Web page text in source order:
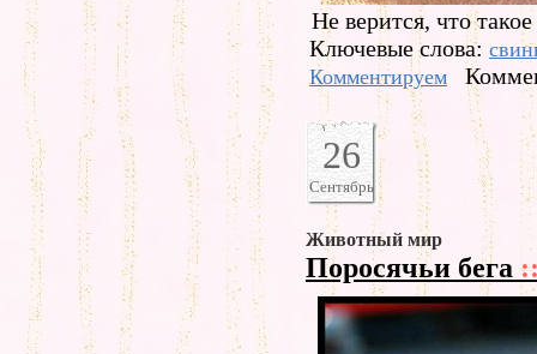
Не верится, что
Ключевые слова:
Комментируем
26
Сентябрь
Животный мир
Поросячьи бега